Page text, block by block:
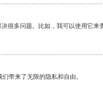
很多问题。比如，我可以使用它来
带来了无限的隐私和自由。